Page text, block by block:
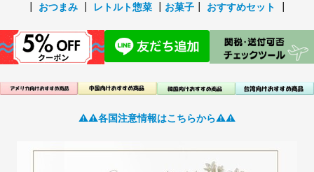
おつまみ レトルト惣菜 お菓子 おすすめセット
⚠️⚠️各国注意情報はこちらから⚠️⚠️